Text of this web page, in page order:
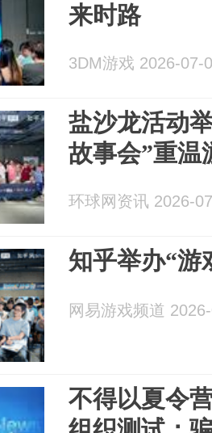
来时路
3DM游戏 2026-07-
盐沙龙活动
故事会”重温
环球网资讯 2026-
知乎举办“游
网易游戏频道
不得以夏令